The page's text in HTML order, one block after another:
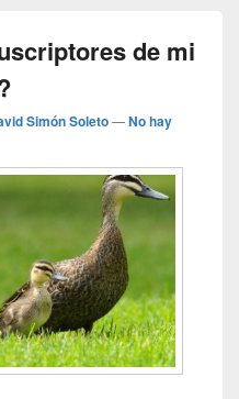
de mi
Simón Soleto—No hay